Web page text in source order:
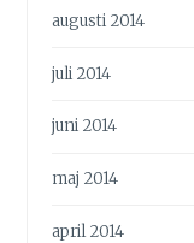
augusti 2014
juli 2014
juni 2014
maj 2014
april 2014